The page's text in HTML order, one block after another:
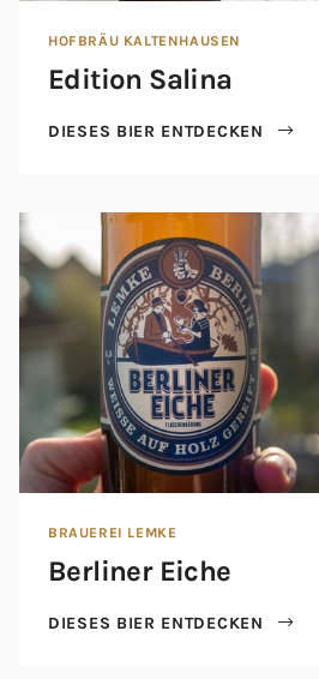
HOFBRÄU KALTENHAUSEN
Edition Salina
DIESES BIER ENTDECKEN
BRAUEREI LEMKE
Berliner Eiche
DIESES BIER ENTDECKEN